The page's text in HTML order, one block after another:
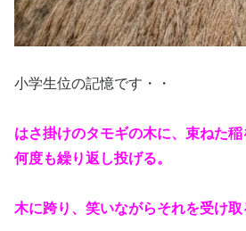
小学生位の記憶です・・
はさ掛けのタモギの木に、束ねた
何度も繰り返し投げる。
木に跨り、笑いながらそれを受け取